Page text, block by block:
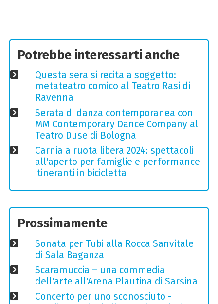
Potrebbe interessarti anche
Questa sera si recita a soggetto:
metateatro comico al Teatro Rasi di
Ravenna
Serata di danza contemporanea con
MM Contemporary Dance Company al
Teatro Duse di Bologna
Carnia a ruota libera 2024: spettacoli
all'aperto per famiglie e performance
itineranti in bicicletta
Prossimamente
Sonata per Tubi alla Rocca Sanvitale
di Sala Baganza
Scaramuccia – una commedia
dell'arte all'Arena Plautina di Sarsina
Concerto per uno sconosciuto -